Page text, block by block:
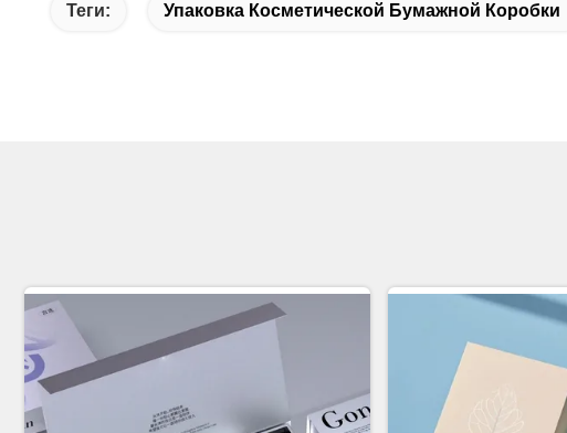
Теги: Упаковка Косметической Бумажной Коробки